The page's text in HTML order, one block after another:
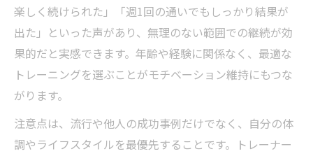
楽しく続けられた」「週1回の通いでもしっかり結果が
出た」といった声があり、無理のない範囲での継続が効
果的だと実感できます。年齢や経験に関係なく、最適な
トレーニングを選ぶことがモチベーション維持にもつな
がります。
注意点は、流行や他人の成功事例だけでなく、自分の体
調やライフスタイルを最優先することです。トレーナー